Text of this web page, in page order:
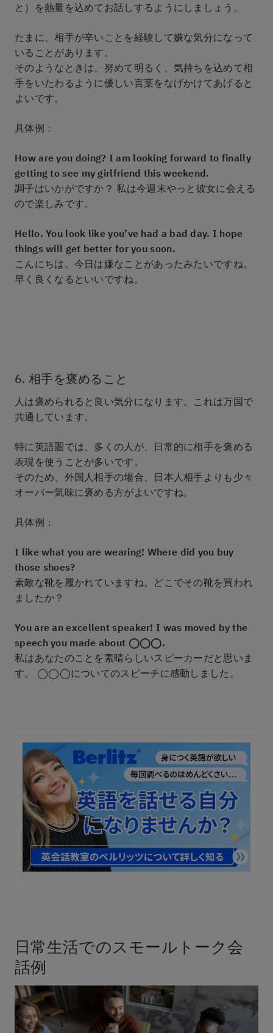
と）を熱量を込めてお話しするようにしましょう。
たまに、相手が辛いことを経験して嫌な気分になって
いることがあります。
そのようなときは、努めて明るく、気持ちを込めて相
手をいたわるように優しい言葉をなげかけてあげると
よいです。
具体例：
How are you doing? I am looking forward to finally
getting to see my girlfriend this weekend.
調子はいかがですか？ 私は今週末やっと彼女に会える
ので楽しみです。
Hello. You look like you’ve had a bad day. I hope
things will get better for you soon.
こんにちは。今日は嫌なことがあったみたいですね。
早く良くなるといいですね。
6. 相手を褒めること
人は褒められると良い気分になります。これは万国で
共通しています。
特に英語圏では、多くの人が、日常的に相手を褒める
表現を使うことが多いです。
そのため、外国人相手の場合、日本人相手よりも少々
オーバー気味に褒める方がよいですね。
具体例：
I like what you are wearing! Where did you buy
those shoes?
素敵な靴を履かれていますね。どこでその靴を買われ
ましたか？
You are an excellent speaker! I was moved by the
speech you made about ◯◯◯.
私はあなたのことを素晴らしいスピーカーだと思いま
す。 ◯◯◯についてのスピーチに感動しました。
日常生活でのスモールトーク会
話例